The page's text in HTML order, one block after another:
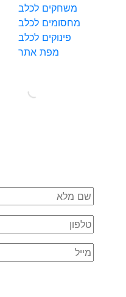
משחקים לכלב
מחסומים לכלב
פינוקים לכלב
מפת אתר